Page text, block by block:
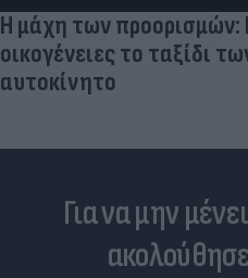
Η μάχη των προορισμών:
οικογένειες το ταξίδι
αυτοκίνητο
Για να μην